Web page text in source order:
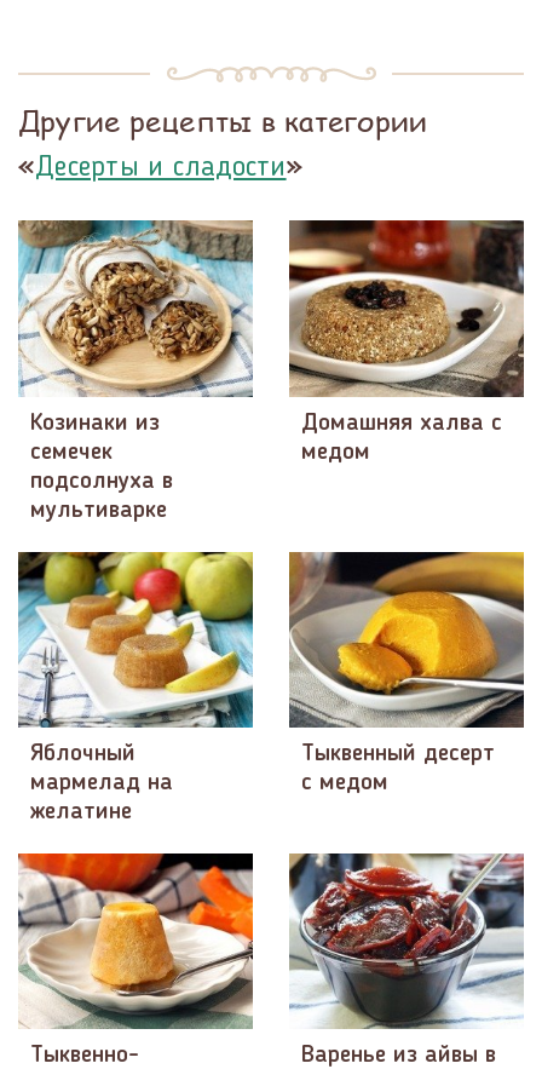
Другие рецепты в категории
«Десерты и сладости»
Козинаки из
семечек
подсолнуха в
мультиварке
Домашняя халва с
медом
Яблочный
мармелад на
желатине
Тыквенный десерт
с медом
Тыквенно-
Варенье из айвы в